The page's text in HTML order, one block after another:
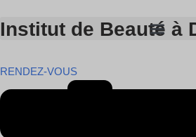
Skip
content
Institut de Beauté à
RENDEZ-VOUS